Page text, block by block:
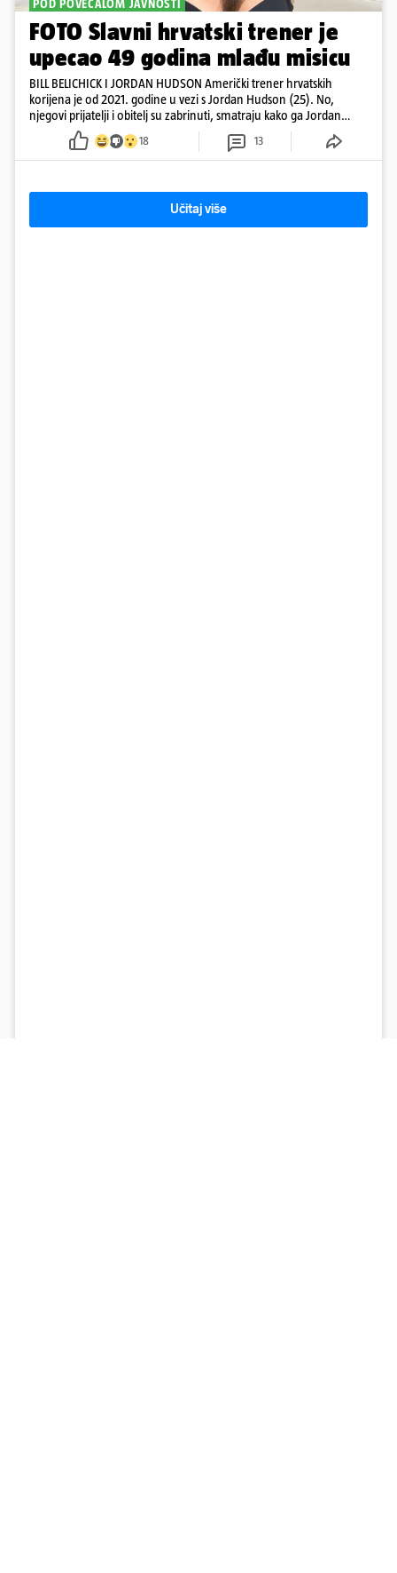
POD POVEĆALOM JAVNOSTI
FOTO Slavni hrvatski trener je
upecao 49 godina mlađu misicu
BILL BELICHICK I JORDAN HUDSON Američki trener hrvatskih
korijena je od 2021. godine u vezi s Jordan Hudson (25). No,
njegovi prijatelji i obitelj su zabrinuti, smatraju kako ga Jordan
kontrolira
18 13
Učitaj više